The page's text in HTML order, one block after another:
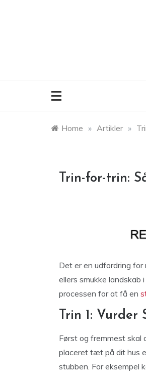
Home » Artikler »
Trin-for-trin:
Det er en udfordring
ellers smukke
processen for at få en
Trin 1:
Først og fremmest skal
placeret tæt på dit hus
stubben. For eksempel